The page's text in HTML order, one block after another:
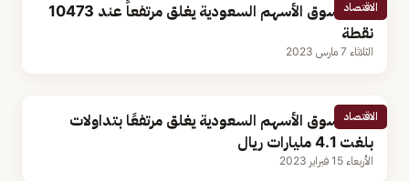
الاقتصاد
مؤشر سوق الأسهم السعودية يغلق مرتفعاً عند 10473
نقطة
الثلاثاء 7 مارس 2023
الاقتصاد
مؤشر سوق الأسهم السعودية يغلق مرتفعًا بتداولات
بلغت 4.1 مليارات ريال
الأربعاء 15 فبراير 2023